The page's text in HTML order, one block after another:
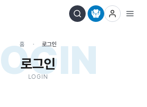
홈 로그인
로그인
LOGIN